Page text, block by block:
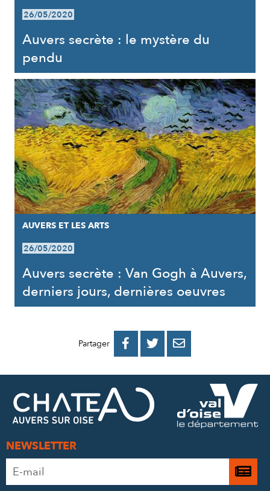
26/05/2020
Auvers secrète : le mystère du
pendu
AUVERS ET LES ARTS
26/05/2020
Auvers secrète : Van Gogh à Auvers,
derniers jours, dernières oeuvres
Partager 
PARTAGER
FACEBOOK
PARTAGER
PARTAGER
MAIL
NEWSLETTER
Adresse
e-
Je